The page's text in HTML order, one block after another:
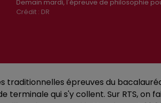
Demain mardi, l'épreuve de philosophie
Crédit : DR
épreuves du
qui s'y collent. Sur RTS, on